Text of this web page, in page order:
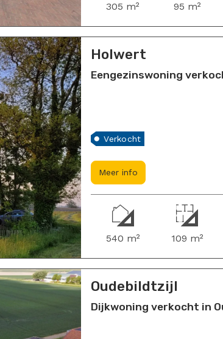
305 m² 95 m²
Holwert
Eengezinswoning
Verkocht
Meer info
540 m² 109 m²
Oudebildtzijl
Dijkwoning verkocht in